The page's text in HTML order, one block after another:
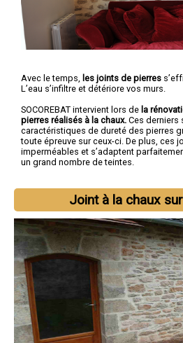
Avec le temps, les joints de pierres
L’eau s’infiltre et détériore vos murs.
SOCOREBAT intervient lors de la
pierres réalisés à la chaux. Ces derniers
caractéristiques de dureté des pierres
toute épreuve sur ceux-ci. De plus, ces
imperméables et s’adaptent
un grand nombre de teintes.
Joint à la chaux